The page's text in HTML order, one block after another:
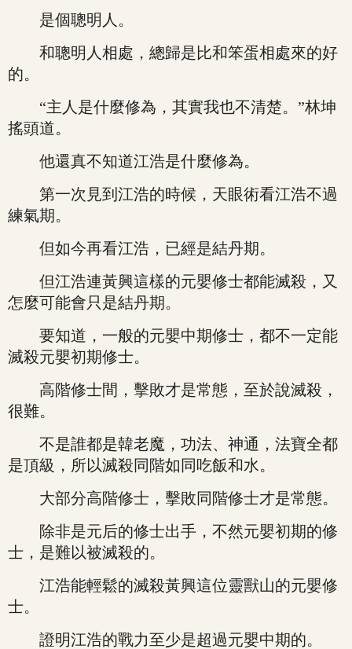
是個聰明人。
和聰明人相處，總歸是比和笨蛋相處來的好
的。
“主人是什麼修為，其實我也不清楚。”林坤
搖頭道。
他還真不知道江浩是什麼修為。
第一次見到江浩的時候，天眼術看江浩不過
練氣期。
但如今再看江浩，已經是結丹期。
但江浩連黃興這樣的元嬰修士都能滅殺，又
怎麼可能會只是結丹期。
要知道，一般的元嬰中期修士，都不一定能
滅殺元嬰初期修士。
高階修士間，擊敗才是常態，至於說滅殺，
很難。
不是誰都是韓老魔，功法、神通，法寶全都
是頂級，所以滅殺同階如同吃飯和水。
大部分高階修士，擊敗同階修士才是常態。
除非是元后的修士出手，不然元嬰初期的修
士，是難以被滅殺的。
江浩能輕鬆的滅殺黃興這位靈獸山的元嬰修
士。
證明江浩的戰力至少是超過元嬰中期的。